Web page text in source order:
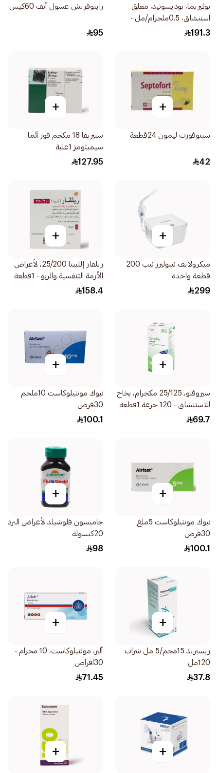
بولميريما، بوديسونيد، معلق
استنشاق، 0.5ملجرام/مل -
30قطعة
191.3
راينوفريش غسول أنف 60كيس
95
+
سبتوفورت ليمون 24قطعة
42
+
سبيريفا 18 مكجم فور أثما
سيمبتومز 1علبة
127.95
+
ميكرولايف نيبوليزر نيب 200
قطعة واحدة
299
+
ريلفار إلليبتا 25/200، لأعراض
الأزمة التنفسية والربو - 1قطعة
158.4
+
سيروفلو، 25/125 مكجرام، بخاخ
للاستنشاق - 120 جرعة 1قطعة
69.7
+
تبوك مونتيلوكاست 10ملجم
30قرص
100.1
+
تبوك مونتيلوكاست 5ملغ
30قرص
100.1
+
جاميسون فلوشيلد لأعراض البرد
20كبسولة
98
+
ريسبريد 15مجم/5 مل شراب
120مل
37.8
+
ألير، مونتيلوكاست، 10 مجرام -
30اقراص
71.45
+
+